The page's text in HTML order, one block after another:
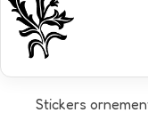
Stickers